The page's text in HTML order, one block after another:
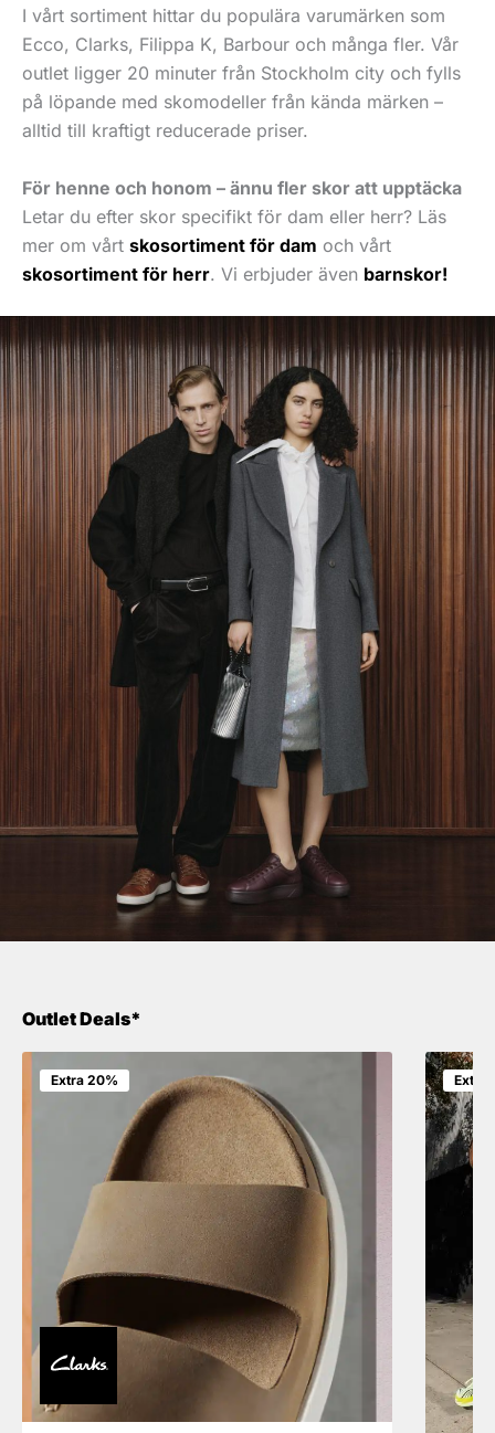
I vårt sortiment hittar du populära varumärken som
Ecco, Clarks, Filippa K, Barbour och många fler. Vår
outlet ligger 20 minuter från Stockholm city och fylls
på löpande med skomodeller från kända märken –
alltid till kraftigt reducerade priser.
För henne och honom – ännu fler skor att upptäcka
Letar du efter skor specifikt för dam eller herr? Läs
mer om vårt skosortiment för dam och vårt
skosortiment för herr. Vi erbjuder även barnskor!
Outlet Deals*
Extra 20% Extra